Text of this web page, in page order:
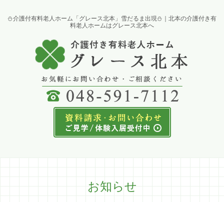
⛄介護付有料老人ホーム「グレース北本」雪だるま出現⛄｜北本の介護付き有
料老人ホームはグレース北本へ
お知らせ